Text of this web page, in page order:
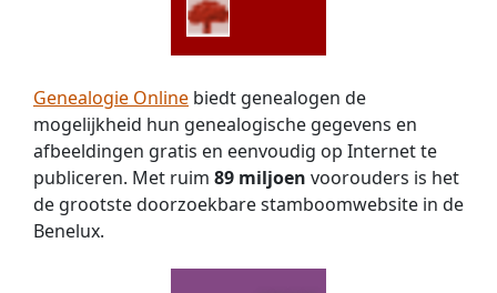
Genealogie Online biedt genealogen de
mogelijkheid hun genealogische gegevens en
afbeeldingen gratis en eenvoudig op Internet te
publiceren. Met ruim 89 miljoen voorouders is het
de grootste doorzoekbare stamboomwebsite in de
Benelux.